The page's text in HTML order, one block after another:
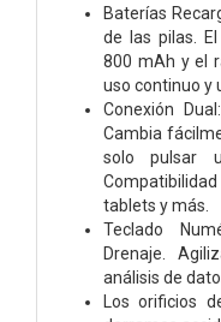
Baterías
de las pilas.
800 mAh y el
uso continuo y
Conexión
Cambia
solo pulsar
tablets y más.
Teclado
Drenaje.
análisis de
Los orificios